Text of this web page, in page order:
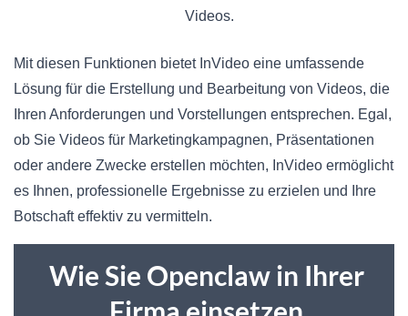
Videos.
Mit diesen Funktionen bietet InVideo eine umfassende
Lösung für die Erstellung und Bearbeitung von Videos, die
Ihren Anforderungen und Vorstellungen entsprechen. Egal,
ob Sie Videos für Marketingkampagnen, Präsentationen
oder andere Zwecke erstellen möchten, InVideo ermöglicht
es Ihnen, professionelle Ergebnisse zu erzielen und Ihre
Botschaft effektiv zu vermitteln.